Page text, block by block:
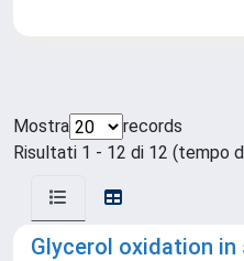
Mostra
records
Risultati 1 - 12 di 12 (tempo
Glycerol oxidation